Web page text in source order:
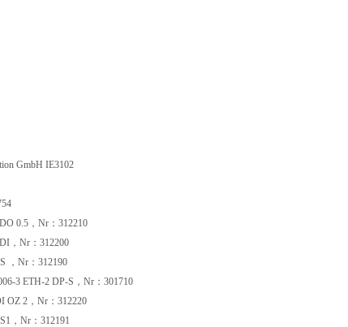
GmbH IE3102
0.5，Nr：312210
，Nr：312200
，Nr：312190
3 ETH-2 DP-S，Nr：301710
OZ 2，Nr：312220
，Nr：312191